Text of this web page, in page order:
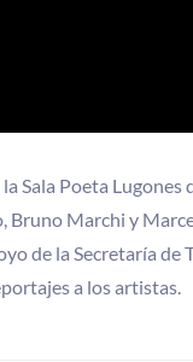
Sala Poeta
Marchi y
de la Secretaría de
a los artistas.